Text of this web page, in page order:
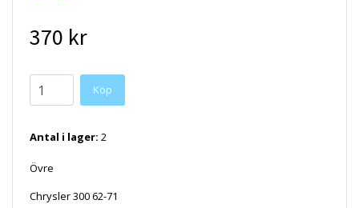
370 kr
Antal i lager: 2
Övre
Chrysler 300 62-71